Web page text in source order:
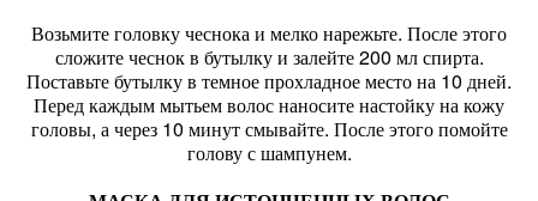
Возьмите головку чеснока и мелко нарежьте. После этого
сложите чеснок в бутылку и залейте 200 мл спирта.
Поставьте бутылку в темное прохладное место на 10 дней.
Перед каждым мытьем волос наносите настойку на кожу
головы, а через 10 минут смывайте. После этого помойте
голову с шампунем.